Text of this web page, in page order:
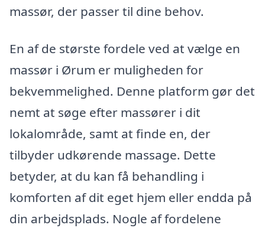
massør, der passer til dine behov.
En af de største fordele ved at vælge en
massør i Ørum er muligheden for
bekvemmelighed. Denne platform gør det
nemt at søge efter massører i dit
lokalområde, samt at finde en, der
tilbyder udkørende massage. Dette
betyder, at du kan få behandling i
komforten af dit eget hjem eller endda på
din arbejdsplads. Nogle af fordelene